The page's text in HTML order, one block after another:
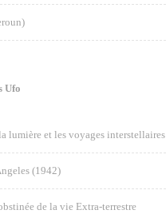
Ufo
lumière et les voyages interstellaires
(1942)
de la vie Extra-terrestre